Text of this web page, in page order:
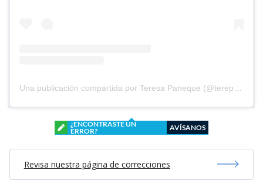
¿ENCONTRASTE UN
ERROR?
AVÍSANOS
Revisa nuestra página de correcciones